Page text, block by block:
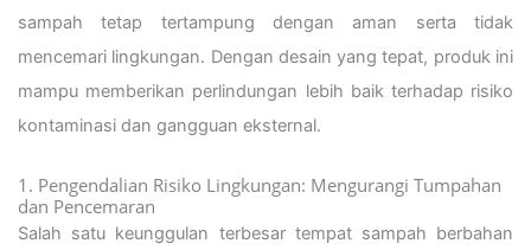
sampah tetap tertampung dengan aman serta tidak
mencemari lingkungan. Dengan desain yang tepat, produk ini
mampu memberikan perlindungan lebih baik terhadap risiko
kontaminasi dan gangguan eksternal.
1. Pengendalian Risiko Lingkungan: Mengurangi Tumpahan
dan Pencemaran
Salah satu keunggulan terbesar tempat sampah berbahan